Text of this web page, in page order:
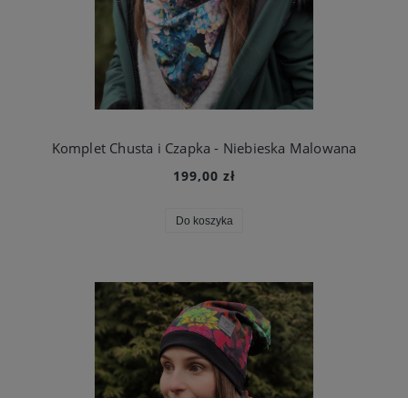
Komplet Chusta i Czapka - Niebieska Malowana
199,00 zł
Do koszyka